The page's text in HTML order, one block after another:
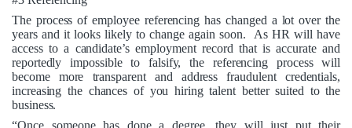
The process of employee referencing has changed a lot over the
years and it looks likely to change again soon. As HR will have
access to a candidate’s employment record that is accurate and
reportedly impossible to falsify, the referencing process will
become more transparent and address fraudulent credentials,
increasing the chances of you hiring talent better suited to the
business.
“Once someone has done a degree, they will just put their